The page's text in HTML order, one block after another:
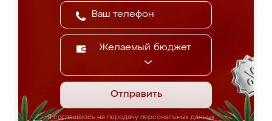
Желаемый бюджет
Отправить
Я соглашаюсь на передачу персональных данных